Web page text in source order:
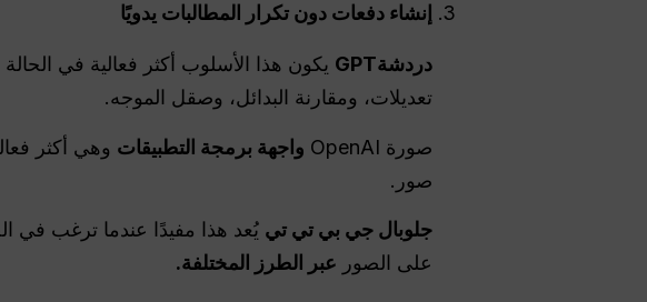
إنشاء دفعات دون تكرار المطالبات يدويًا
دردشةGPT
يكون هذا الأسلوب أكثر فعالية في
تعديلات، ومقارنة البدائل، وصقل الموجه.
صورة OpenAI واجهة برمجة التطبيقات وهي أكثر
صور.
جلوبال جي بي تي تي يُعد هذا مفيدًا عندما ترغب في
على الصور عبر الطرز المختلفة.